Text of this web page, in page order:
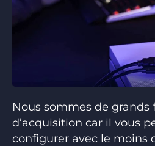
Nous sommes de grands
d’acquisition car il vous
configurer avec le moins